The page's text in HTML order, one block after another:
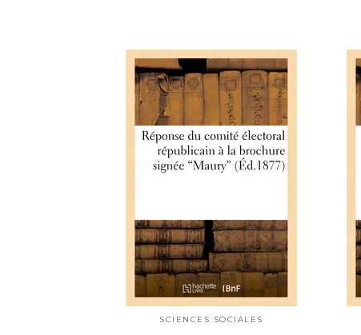
SCIENCES SOCIALES